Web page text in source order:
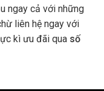
ngay cả với những
liên hệ ngay với
kì ưu đãi qua số